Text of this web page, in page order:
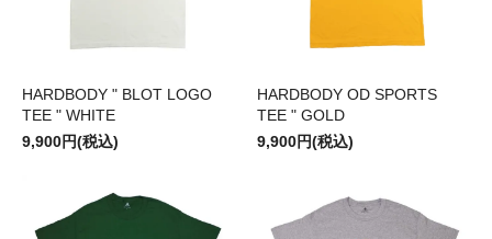
HARDBODY " BLOT LOGO
TEE " WHITE
9,900円(税込)
HARDBODY OD SPORTS
TEE " GOLD
9,900円(税込)